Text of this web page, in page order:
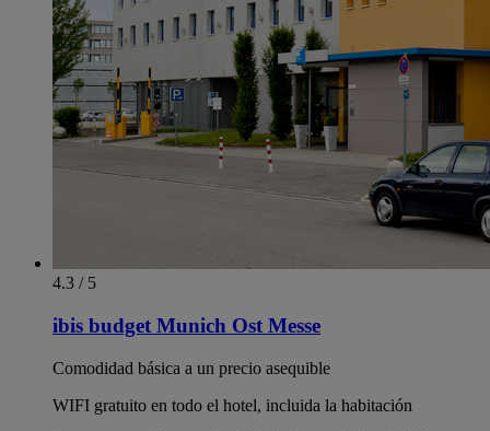
4.3 / 5
ibis budget Munich Ost Messe
Comodidad básica a un precio asequible
WIFI gratuito en todo el hotel, incluida la habitación